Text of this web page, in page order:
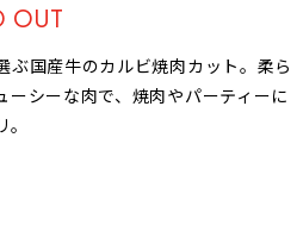
OUT
ぶ国産牛のカルビ焼肉カット。柔ら
ーシーな肉で、焼肉やパーティーに